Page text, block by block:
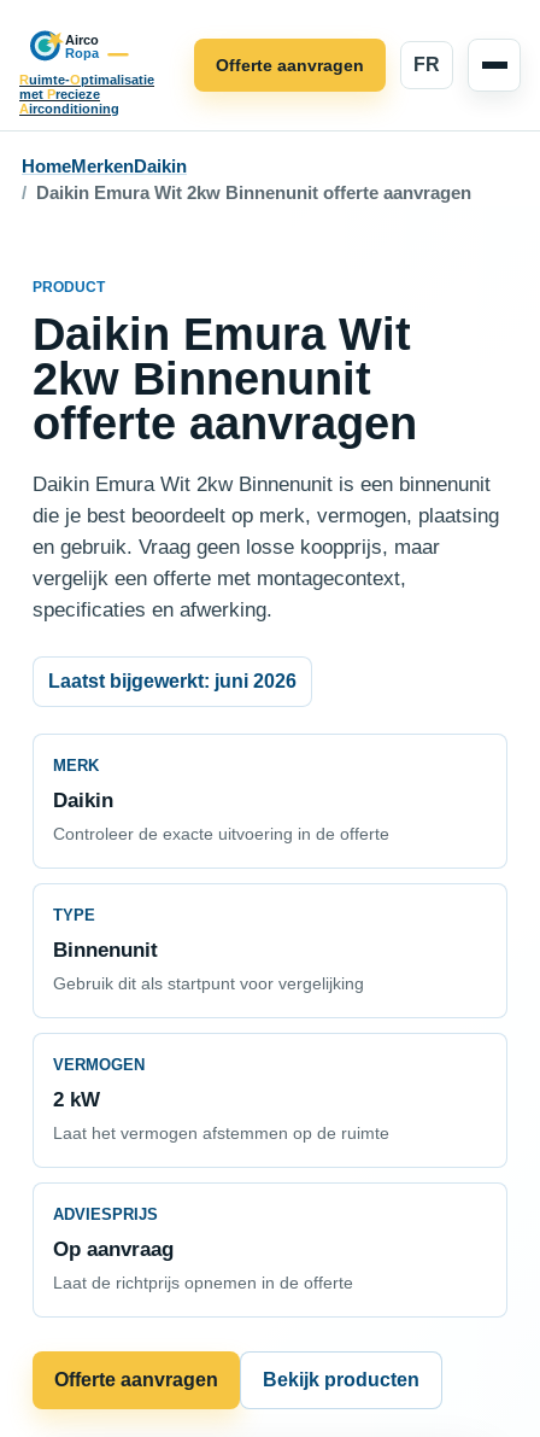
Ruimte-Optimalisatie
met Precieze
Airconditioning
FR
Offerte aanvragen
HomeMerkenDaikin
Daikin Emura Wit 2kw Binnenunit offerte aanvragen
PRODUCT
Daikin Emura Wit
2kw Binnenunit
offerte aanvragen
Daikin Emura Wit 2kw Binnenunit is een binnenunit
die je best beoordeelt op merk, vermogen, plaatsing
en gebruik. Vraag geen losse koopprijs, maar
vergelijk een offerte met montagecontext,
specificaties en afwerking.
Laatst bijgewerkt: juni 2026
MERK
Daikin
Controleer de exacte uitvoering in de offerte
TYPE
Binnenunit
Gebruik dit als startpunt voor vergelijking
VERMOGEN
2 kW
Laat het vermogen afstemmen op de ruimte
ADVIESPRIJS
Op aanvraag
Laat de richtprijs opnemen in de offerte
Offerte aanvragen Bekijk producten